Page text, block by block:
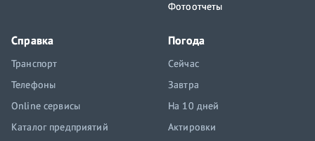
Фотоотчеты
Справка
Транспорт
Телефоны
Online сервисы
Каталог предприятий
Погода
Сейчас
Завтра
На 10 дней
Актировки